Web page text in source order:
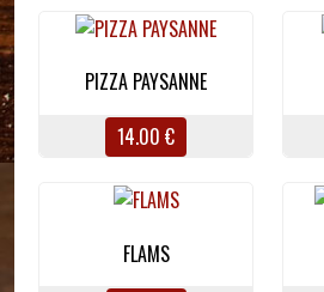
PIZZA PAYSANNE
14.00 €
FLAMS